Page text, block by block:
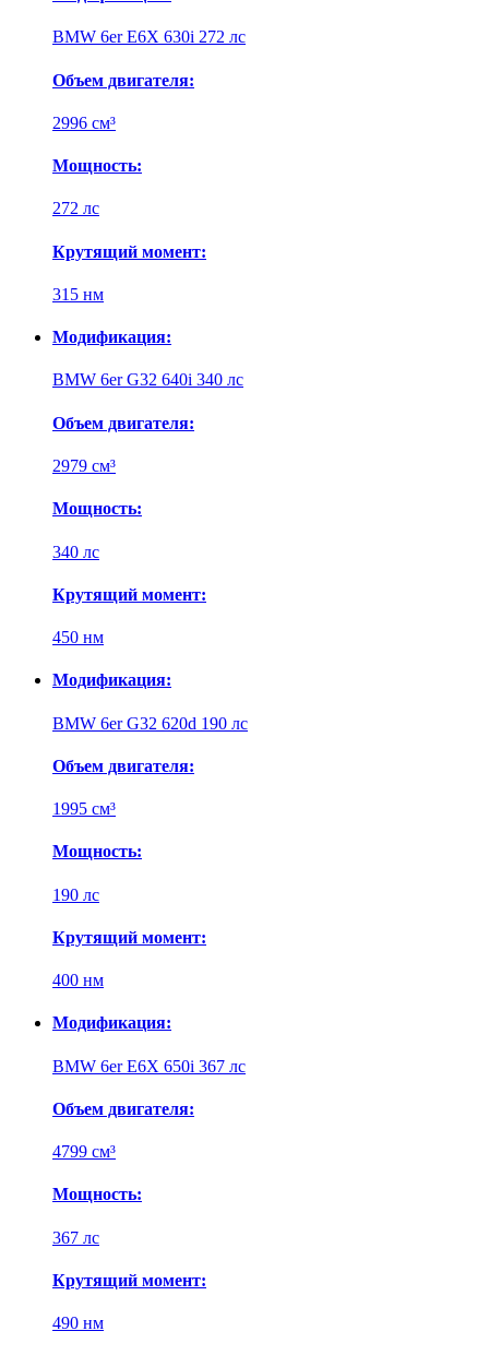
BMW 6er E6X 630i 272 лс
Объем двигателя:
2996 см³
Мощность:
272 лс
Крутящий момент:
315 нм
Модификация:
BMW 6er G32 640i 340 лс
Объем двигателя:
2979 см³
Мощность:
340 лс
Крутящий момент:
450 нм
Модификация:
BMW 6er G32 620d 190 лс
Объем двигателя:
1995 см³
Мощность:
190 лс
Крутящий момент:
400 нм
Модификация:
BMW 6er E6X 650i 367 лс
Объем двигателя:
4799 см³
Мощность:
367 лс
Крутящий момент:
490 нм